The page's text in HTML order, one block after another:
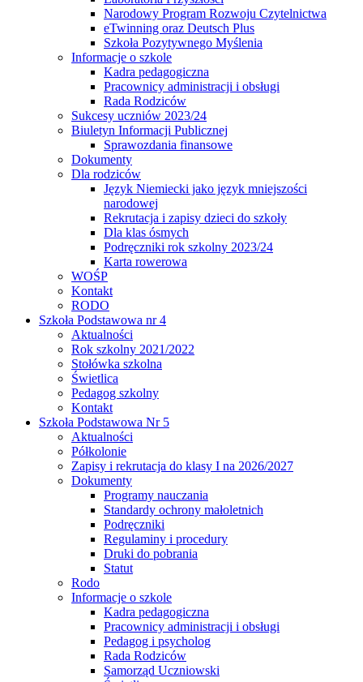
Narodowy Program Rozwoju Czytelnictwa
eTwinning oraz Deutsch Plus
Szkoła Pozytywnego Myślenia
Informacje o szkole
Kadra pedagogiczna
Pracownicy administracji i obsługi
Rada Rodziców
Sukcesy uczniów 2023/24
Biuletyn Informacji Publicznej
Sprawozdania finansowe
Dokumenty
Dla rodziców
Język Niemiecki jako język mniejszości
narodowej
Rekrutacja i zapisy dzieci do szkoły
Dla klas ósmych
Podręczniki rok szkolny 2023/24
Karta rowerowa
WOŚP
Kontakt
RODO
Szkoła Podstawowa nr 4
Aktualności
Rok szkolny 2021/2022
Stołówka szkolna
Świetlica
Pedagog szkolny
Kontakt
Szkoła Podstawowa Nr 5
Aktualności
Półkolonie
Zapisy i rekrutacja do klasy I na 2026/2027
Dokumenty
Programy nauczania
Standardy ochrony małoletnich
Podręczniki
Regulaminy i procedury
Druki do pobrania
Statut
Rodo
Informacje o szkole
Kadra pedagogiczna
Pracownicy administracji i obsługi
Pedagog i psycholog
Rada Rodziców
Samorząd Uczniowski